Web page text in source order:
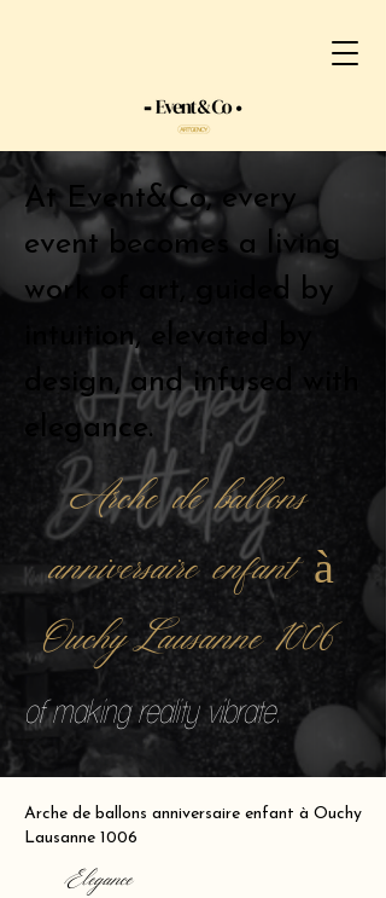
At Event&Co, every
event becomes a living
work of art, guided by
intuition, elevated by
design, and infused with
elegance.
Arche de ballons
anniversaire enfant à
Ouchy Lausanne 1006
of making reality vibrate.
Arche de ballons anniversaire enfant à Ouchy
Lausanne 1006
Elegance